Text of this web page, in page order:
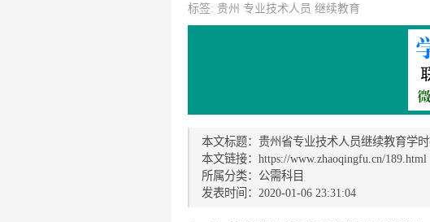
标签: 贵州 专业技术人员 继续教育
本文标题：贵州省专业技术人员继续教育学
本文链接：https://www.zhaoqingfu.cn/189.html
所属分类： 公需科目
发表时间：2020-01-06 23:31:04